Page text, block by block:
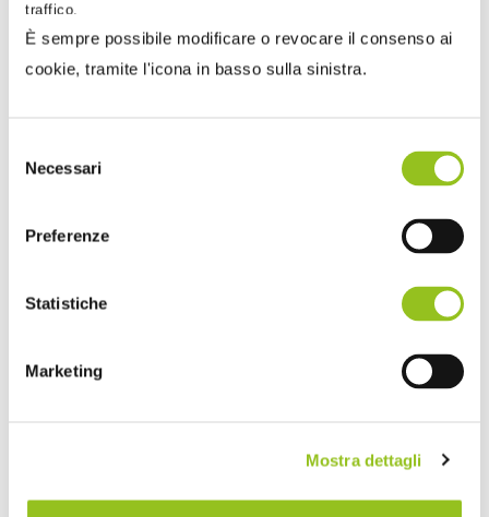
traffico.
È sempre possibile modificare o revocare il consenso ai
cookie, tramite l'icona in basso sulla sinistra.
delNecessari
Preferenze
Statistiche
Marketing
Mostra dettagli
Legge di Bilancio 2025: le principali novità fiscali
La riduzione delle aliquote IRPEF da quattro a tre
diventa permanente. È entrata in vigore il 1° gennaio la